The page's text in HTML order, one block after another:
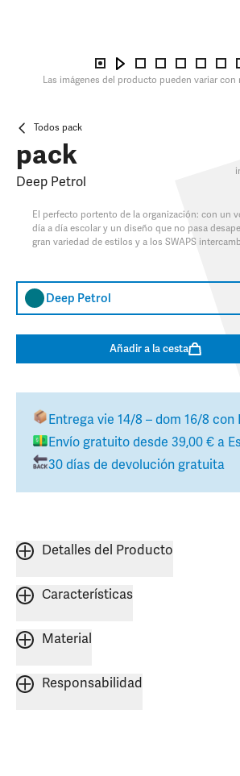
Las imágenes del producto pueden variar con
Todos pack
pack
Deep Petrol
El perfecto portento de la organización: con un
día a día escolar y un diseño que no pasa
gran variedad de estilos y a los SWAPS
Deep Petrol
Añadir a la cesta
Entrega vie 14/8 – dom 16/8 con
Envío gratuito desde 39,00 € a
30 días de devolución gratuita
Detalles del Producto
Características
Material
Responsabilidad